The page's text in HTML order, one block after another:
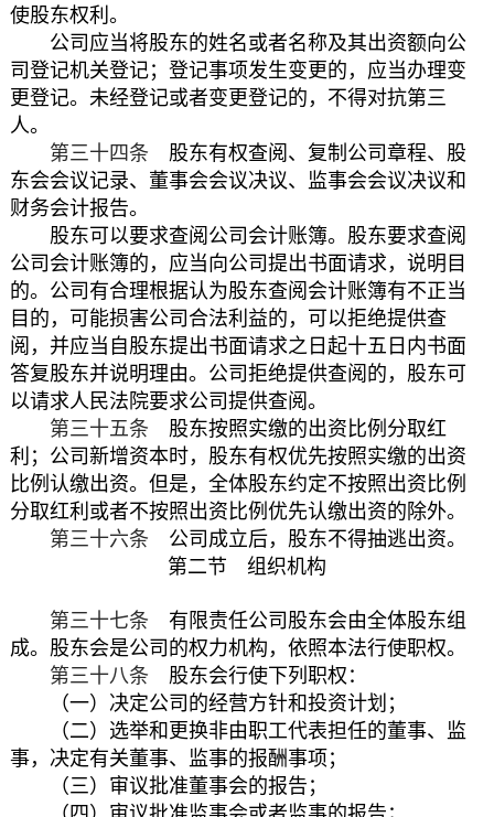
使股东权利。
公司应当将股东的姓名或者名称及其出资额向公
司登记机关登记；登记事项发生变更的，应当办理变
更登记。未经登记或者变更登记的，不得对抗第三
人。
第三十四条 股东有权查阅、复制公司章程、股
东会会议记录、董事会会议决议、监事会会议决议和
财务会计报告。
股东可以要求查阅公司会计账簿。股东要求查阅
公司会计账簿的，应当向公司提出书面请求，说明目
的。公司有合理根据认为股东查阅会计账簿有不正当
目的，可能损害公司合法利益的，可以拒绝提供查
阅，并应当自股东提出书面请求之日起十五日内书面
答复股东并说明理由。公司拒绝提供查阅的，股东可
以请求人民法院要求公司提供查阅。
第三十五条 股东按照实缴的出资比例分取红
利；公司新增资本时，股东有权优先按照实缴的出资
比例认缴出资。但是，全体股东约定不按照出资比例
分取红利或者不按照出资比例优先认缴出资的除外。
第三十六条 公司成立后，股东不得抽逃出资。
第二节 组织机构
第三十七条 有限责任公司股东会由全体股东组
成。股东会是公司的权力机构，依照本法行使职权。
第三十八条 股东会行使下列职权：
（一）决定公司的经营方针和投资计划；
（二）选举和更换非由职工代表担任的董事、监
事，决定有关董事、监事的报酬事项；
（三）审议批准董事会的报告；